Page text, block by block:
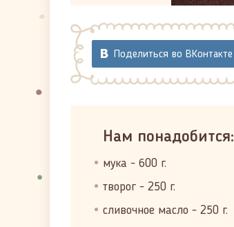
Поделиться во ВКонтакте
Нам понадобится:
мука - 600 г.
творог - 250 г.
сливочное масло - 250 г.